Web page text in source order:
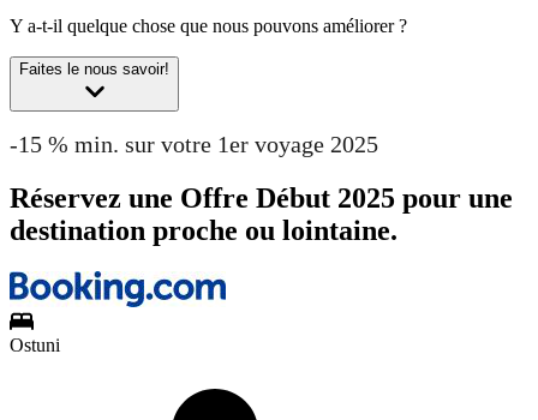
Y a-t-il quelque chose que nous pouvons améliorer ?
Faites le nous savoir!
-15 % min. sur votre 1er voyage 2025
Réservez une Offre Début 2025 pour une
destination proche ou lointaine.
Ostuni